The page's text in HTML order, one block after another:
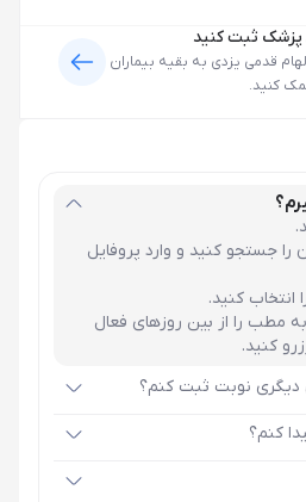
پزشک ثبت کنید
قدمی یزدی به بقیه بیماران
کنید.
را جستجو کنید و وارد پروفایل
انتخاب کنید.
مطب را از بین روزهای فعال
کنید.
دیگری نوبت ثبت کنم؟
کنم؟